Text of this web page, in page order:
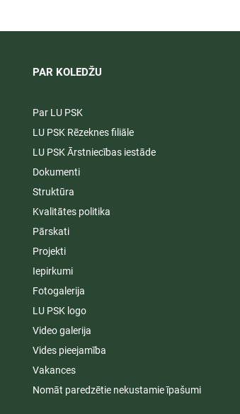
PAR KOLEDŽU
Par LU PSK
LU PSK Rēzeknes filiāle
LU PSK Ārstniecības iestāde
Dokumenti
Struktūra
Kvalitātes politika
Pārskati
Projekti
Iepirkumi
Fotogalerija
LU PSK logo
Video galerija
Vides pieejamība
Vakances
Nomāt paredzētie nekustamie īpašumi